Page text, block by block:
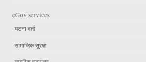
eGov services
घटना दर्ता
सामाजिक सुरक्षा